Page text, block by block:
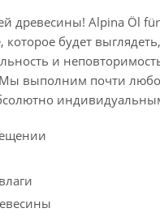
древесины! Alpina Öl
будет
и
выполним почти